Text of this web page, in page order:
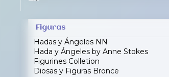
Figuras
Hadas y Ángeles NN
Hada y Ángeles by Anne Stokes
Figurines Colletion
Diosas y Figuras Bronce